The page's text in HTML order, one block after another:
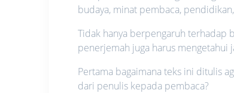
budaya, minat pembaca,
Tidak hanya berpengaruh terhadap
penerjemah juga harus mengetahui
Pertama bagaimana teks ini ditulis
dari penulis kepada pembaca?